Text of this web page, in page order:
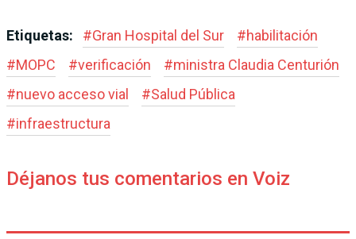
Etiquetas: #Gran Hospital del Sur #habilitación
#MOPC #verificación #ministra Claudia Centurión
#nuevo acceso vial #Salud Pública
#infraestructura
Déjanos tus comentarios en Voiz